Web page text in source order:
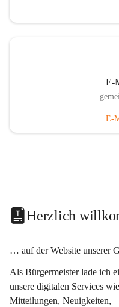
E-
E-
Herzlich
… auf der Website unserer
Als Bürgermeister lade ich
unsere digitalen Services wie
Mitteilungen, Neuigkeiten,